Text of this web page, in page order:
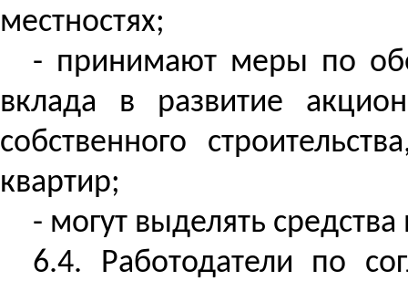
местностях;
- принимают меры по
вклада в развитие
собственного
квартир;
- могут выделять
6.4. Работодатели по